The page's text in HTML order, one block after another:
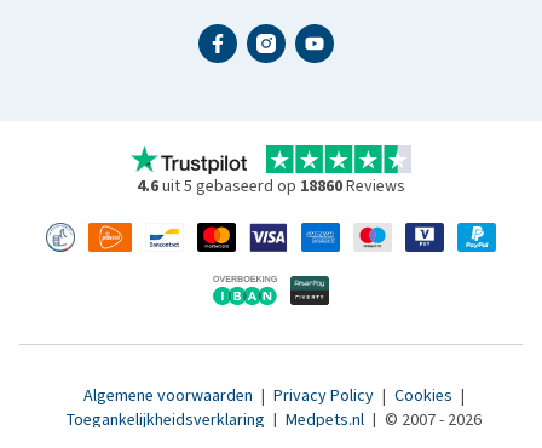
4.6uit 5 gebaseerd op 18860Reviews
Algemene voorwaarden | Privacy Policy | Cookies |
Toegankelijkheidsverklaring | Medpets.nl | © 2007 - 2026